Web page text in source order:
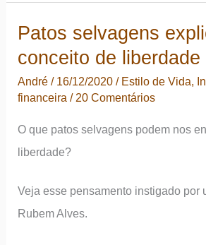
a
revisão
de
suas
Novo!
Patos selvagens
conceito de liberdade
André/ 16/12/2020/ Estilo de Vida,
financeira / 20 Comentários
O que patos selvagens podem nos
liberdade?
Veja esse pensamento instigado por
Rubem Alves.